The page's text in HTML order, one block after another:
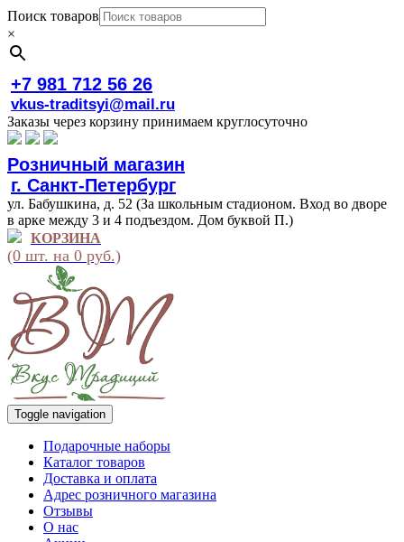
Поиск товаров
×
+7 981 712 56 26
vkus-traditsyi@mail.ru
Заказы через корзину принимаем круглосуточно
Розничный магазин
г. Санкт-Петербург
ул. Бабушкина, д. 52 (За школьным стадионом. Вход во дворе
в арке между 3 и 4 подъездом. Дом буквой П.)
КОРЗИНА
(0 шт. на 0 руб.)
Toggle navigation
Подарочные наборы
Каталог товаров
Доставка и оплата
Адрес розничного магазина
Отзывы
О нас